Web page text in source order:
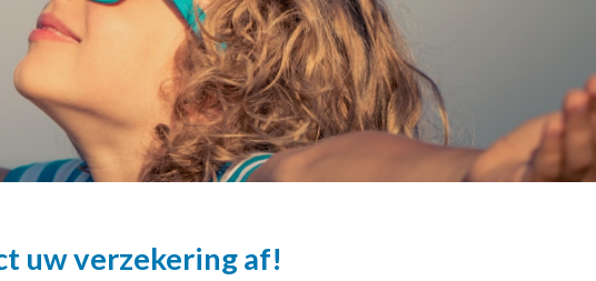
uw verzekering af!